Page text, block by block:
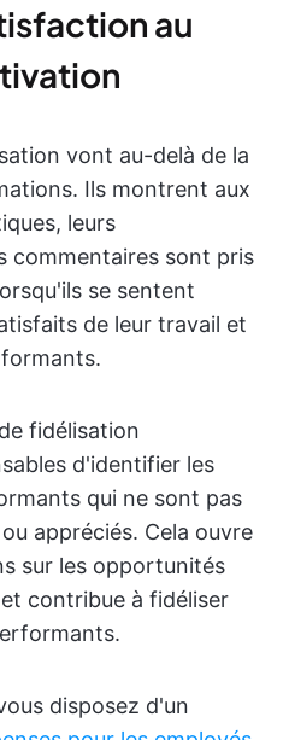
au
vont au-delà de la
Ils montrent aux
leurs
commentaires sont pris
se sentent
de leur travail et
fidélisation
d'identifier les
qui ne sont pas
appréciés. Cela ouvre
sur les opportunités
contribue à fidéliser
disposez d'un